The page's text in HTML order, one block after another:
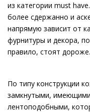
из категории must
более сдержанно и
напрямую зависит от
фурнитуры и декора,
правило, стоят дороже.
По типу конструкции
замкнутыми,
лентоподобными,